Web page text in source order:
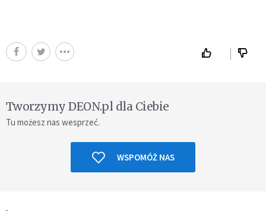
Tworzymy DEON.pl dla Ciebie
Tu możesz nas wesprzeć.
WSPOMÓŻ NAS